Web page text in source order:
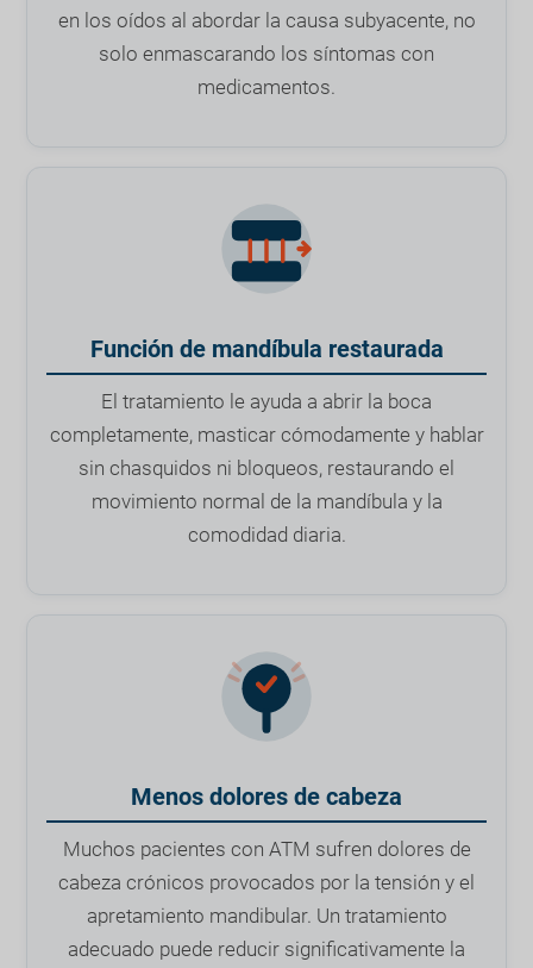
en los oídos al abordar la causa subyacente, no
solo enmascarando los síntomas con
medicamentos.
Función de mandíbula restaurada
El tratamiento le ayuda a abrir la boca
completamente, masticar cómodamente y hablar
sin chasquidos ni bloqueos, restaurando el
movimiento normal de la mandíbula y la
comodidad diaria.
Menos dolores de cabeza
Muchos pacientes con ATM sufren dolores de
cabeza crónicos provocados por la tensión y el
apretamiento mandibular. Un tratamiento
adecuado puede reducir significativamente la